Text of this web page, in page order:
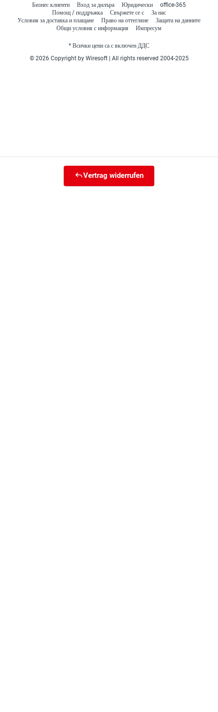
Бизнес клиенти Вход за дилъра Юридически
office-365
Помощ / поддръжка
Свържете се с
За нас
Условия за доставка и плащане
Право на оттегляне
Защита на данните
Общи условия с информация
Импресум
* Всички цени са с включен ДДС
© 2026 Copyright by Wiresoft | All rights reserved 2004-2025
Vertrag widerrufen